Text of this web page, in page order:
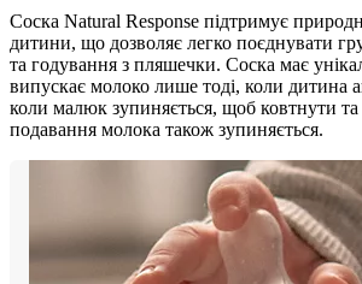
Соска Natural Response підтримує
дитини, що дозволяє легко поєднувати
та годування з пляшечки. Соска має
випускає молоко лише тоді, коли дитина
коли малюк зупиняється, щоб ковтнути
подавання молока також зупиняється.